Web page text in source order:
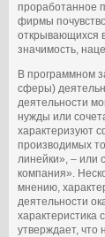
проработанное
фирмы
открывающихся
значимость,
В программном
сферы)
деятельности
нужды или
характеризуют
производимых
линейки», – или
компания».
мнению,
деятельности
характеристика
утверждает, что